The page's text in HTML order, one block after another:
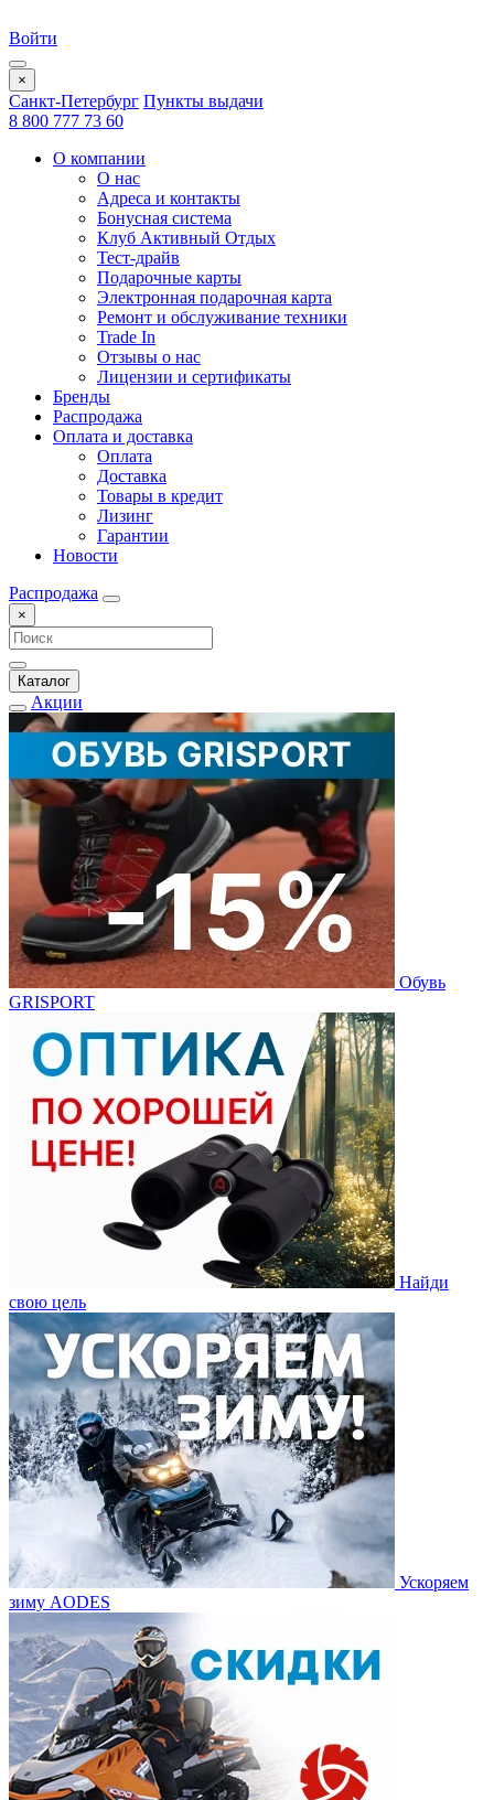
Войти
×
Санкт-Петербург Пункты выдачи
8 800 777 73 60
О компании
О нас
Адреса и контакты
Бонусная система
Клуб Активный Отдых
Тест-драйв
Подарочные карты
Электронная подарочная карта
Ремонт и обслуживание техники
Trade In
Отзывы о нас
Лицензии и сертификаты
Бренды
Распродажа
Оплата и доставка
Оплата
Доставка
Товары в кредит
Лизинг
Гарантии
Новости
Распродажа
×
Каталог
Акции
Обувь
GRISPORT
Найди
свою цель
Ускоряем
зиму AODES